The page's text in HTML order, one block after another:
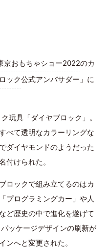
京おもちゃショー2022のカ
ック公式アンバサダー」に
玩具「ダイヤブロック」。
べて透明なカラーリングな
ダイヤモンドのようだった
付けられた。
ロックで組み立てるのはカ
プログラミングカー」や人
ど歴史の中で進化を遂げて
ッケージデザインの刷新が
ンへと変更された。